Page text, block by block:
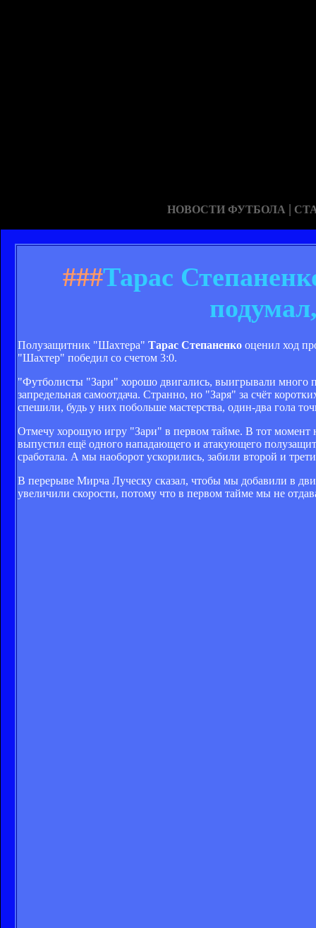
НОВОСТИ ФУТБОЛА |
###Тарас
Полузащитник "Шахтера" Тарас Степаненко оценил ход
"Шахтер" победил со счетом 3:0.
"Футболисты "Зари" хорошо двигались, выигрывали много
запредельная самоотдача. Странно, но "Заря" за счёт
спешили, будь у них побольше мастерства, один-два гола
Отмечу хорошую игру "Зари" в первом тайме. В тот момент
выпустил ещё одного нападающего и атакующего
сработала. А мы наоборот ускорились, забили второй и
В перерыве Мирча Луческу сказал, чтобы мы добавили в
увеличили скорости, потому что в первом тайме мы не